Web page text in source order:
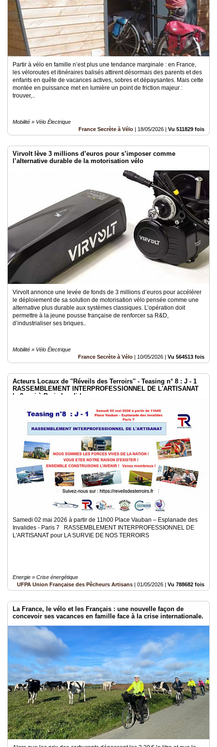
Partir à vélo en famille n’est plus une tendance marginale : en France,
les véloroutes et itinéraires balisés attirent désormais des parents et des
enfants en quête de vacances actives, sobres et dépaysantes. Mais cette
montée en puissance met en lumière un point de friction majeur :
trouver,..
Mobilité » Vélo Électrique
France Secrète à Vélo | 18/05/2026 | Vu 511829 fois
Virvolt lève 3 millions d’euros pour s’imposer comme
l’alternative durable de la motorisation vélo
Virvolt annonce une levée de fonds de 3 millions d’euros pour accélérer
le déploiement de sa solution de motorisation vélo pensée comme une
alternative plus durable aux systèmes classiques. L’opération doit
permettre à la jeune pousse française de renforcer sa R&D,
d’industrialiser ses briques..
Mobilité » Vélo Électrique
France Secrète à Vélo | 10/05/2026 | Vu 564513 fois
Acteurs Locaux de ''Réveils des Terroirs'' - Teasing n° 8 : J - 1
RASSEMBLEMENT INTERPROFESSIONNEL DE L'ARTISANAT
le 2 mai à Paris Invalides
Samedi 02 mai 2026 à partir de 11h00 Place Vauban – Esplanade des
Invalides - Paris 7 RASSEMBLEMENT INTERPROFESSIONNEL DE
L'ARTISANAT pour LA SURVIE DE NOS TERROIRS
Energie » Crise énergétique
UFPA Union Française des Pêcheurs Artisans | 01/05/2026 | Vu 788682 fois
La France, le vélo et les Français : une nouvelle façon de
concevoir ses vacances en famille face à la crise internationale.